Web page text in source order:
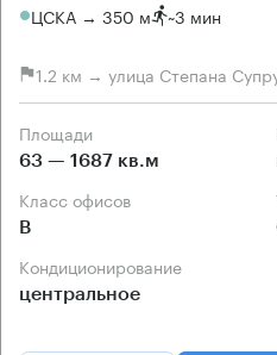
ЦСКА → 350 м ~3 мин
1.2 км → улица Степана
Площади
63 — 1687 кв.м
Класс офисов
B
Кондиционирование
центральное